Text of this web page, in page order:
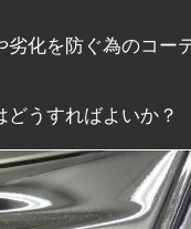
劣化を防ぐ為のコー
うすればよいか？